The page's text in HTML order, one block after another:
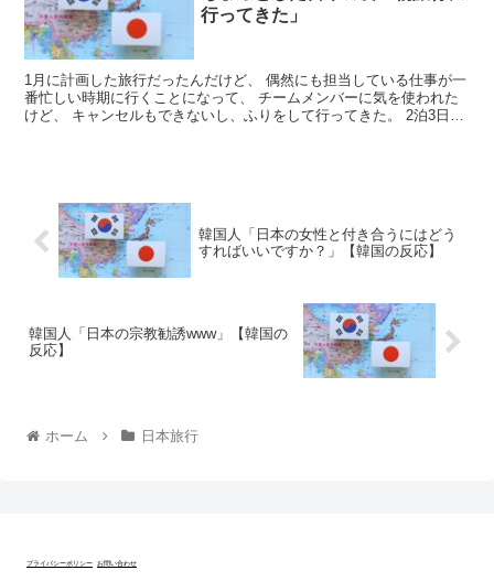
行ってきた」
1月に計画した旅行だったんだけど、 偶然にも担当している仕事が一
番忙しい時期に行くことになって、 チームメンバーに気を使われた
けど、 キャンセルもできないし、ふりをして行ってきた。 2泊3日
韓国人「日本の女性と付き合うにはどう
すればいいですか？」【韓国の反応】
韓国人「日本の宗教勧誘www」【韓国の
反応】
ホーム 日本旅行
プライバシーポリシー お問い合わせ